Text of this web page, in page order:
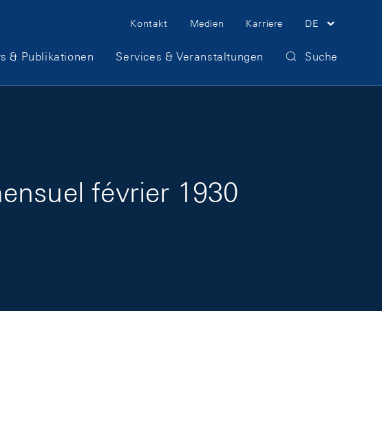
Meta Navigation
Kontakt Medien Karriere DE
& Publikationen Services & Veranstaltungen Suche
février 1930